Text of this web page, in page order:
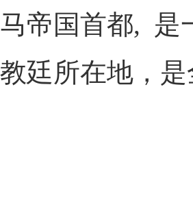
马帝国首都, 是
教廷所在地，